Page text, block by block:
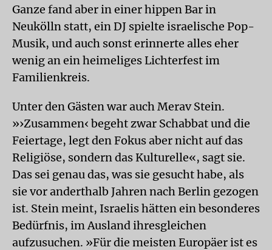
Ganze fand aber in einer hippen Bar in
Neukölln statt, ein DJ spielte israelische Pop-
Musik, und auch sonst erinnerte alles eher
wenig an ein heimeliges Lichterfest im
Familienkreis.
Unter den Gästen war auch Merav Stein.
»›Zusammen‹ begeht zwar Schabbat und die
Feiertage, legt den Fokus aber nicht auf das
Religiöse, sondern das Kulturelle«, sagt sie.
Das sei genau das, was sie gesucht habe, als
sie vor anderthalb Jahren nach Berlin gezogen
ist. Stein meint, Israelis hätten ein besonderes
Bedürfnis, im Ausland ihresgleichen
aufzusuchen. »Für die meisten Europäer ist es